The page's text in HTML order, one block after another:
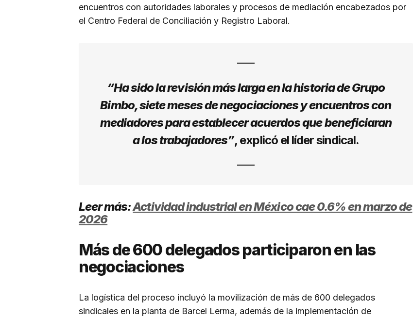
encuentros con autoridades laborales y procesos de mediación encabezados por
el Centro Federal de Conciliación y Registro Laboral.
“Ha sido la revisión más larga en la historia de Grupo
Bimbo, siete meses de negociaciones y encuentros con
mediadores para establecer acuerdos que beneficiaran
a los trabajadores”, explicó el líder sindical.
Leer más:Actividad industrial en México cae 0.6% en marzo de
2026
Más de 600 delegados participaron en las
negociaciones
La logística del proceso incluyó la movilización de más de 600 delegados
sindicales en la planta de Barcel Lerma, además de la implementación de